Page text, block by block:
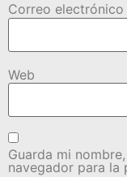
Correo electrónico
Web
Guarda mi
navegador para la